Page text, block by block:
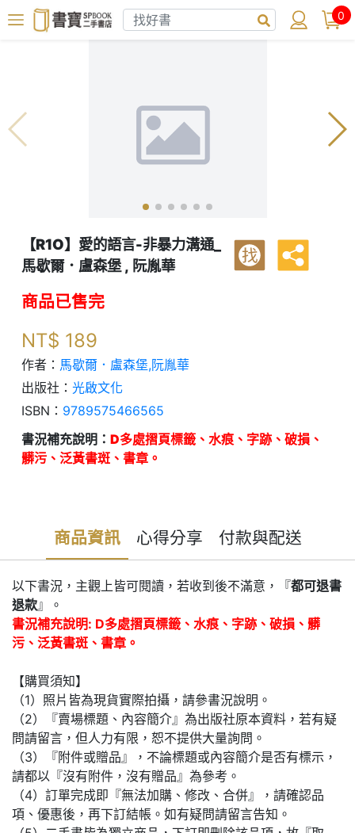
0
【R1O】愛的語言-非暴力溝通_
馬歇爾．盧森堡 , 阮胤華
找
商品已售完
NT$ 189
作者： 馬歇爾．盧森堡,阮胤華
出版社： 光啟文化
ISBN： 9789575466565
書況補充說明： D多處摺頁標籤、水痕、字跡、破損、
髒污、泛黃書斑、書章。
商品資訊 心得分享 付款與配送
以下書況，主觀上皆可閱讀，若收到後不滿意，『都可退書
退款』。
書況補充說明: D多處摺頁標籤、水痕、字跡、破損、髒
污、泛黃書斑、書章。
【購買須知】
（1）照片皆為現貨實際拍攝，請參書況說明。
（2）『賣場標題、內容簡介』為出版社原本資料，若有疑
問請留言，但人力有限，恕不提供大量詢問。
（3）『附件或贈品』，不論標題或內容簡介是否有標示，
請都以『沒有附件，沒有贈品』為參考。
（4）訂單完成即『無法加購、修改、合併』，請確認品
項、優惠後，再下訂結帳。如有疑問請留言告知。